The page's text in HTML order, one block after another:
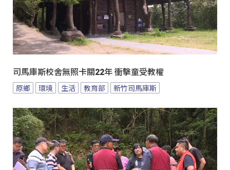
司馬庫斯校舍無照卡關22年 衝擊童受教權
原鄉 環境 生活 教育部 新竹司馬庫斯